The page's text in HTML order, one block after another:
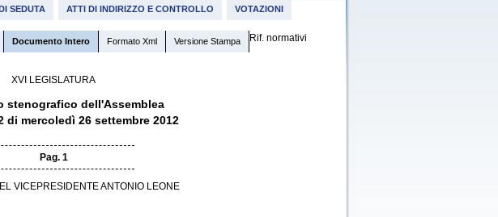
SEDUTA ATTI DI INDIRIZZO E CONTROLLO VOTAZIONI
Documento Intero Formato Xml Versione Stampa Rif. normativi
XVI LEGISLATURA
stenografico dell'Assemblea
di mercoledì 26 settembre 2012
Pag. 1
VICEPRESIDENTE ANTONIO LEONE